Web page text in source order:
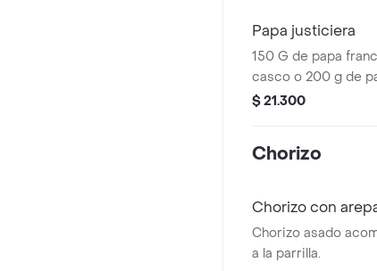
Papa justiciera
150 G de papa
casco o 200 g de
queso cheddar,
$ 21.300
Chorizo
Chorizo con
Chorizo asado
a la parrilla.